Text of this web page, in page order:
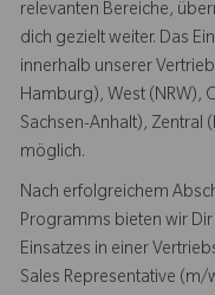
relevanten Bereiche,
dich gezielt weiter. Das
innerhalb unserer
Hamburg), West (NRW),
Sachsen-Anhalt), Zentral
möglich.
Nach erfolgreichem
Programms bieten wir
Einsatzes in einer
Sales Representative (m/